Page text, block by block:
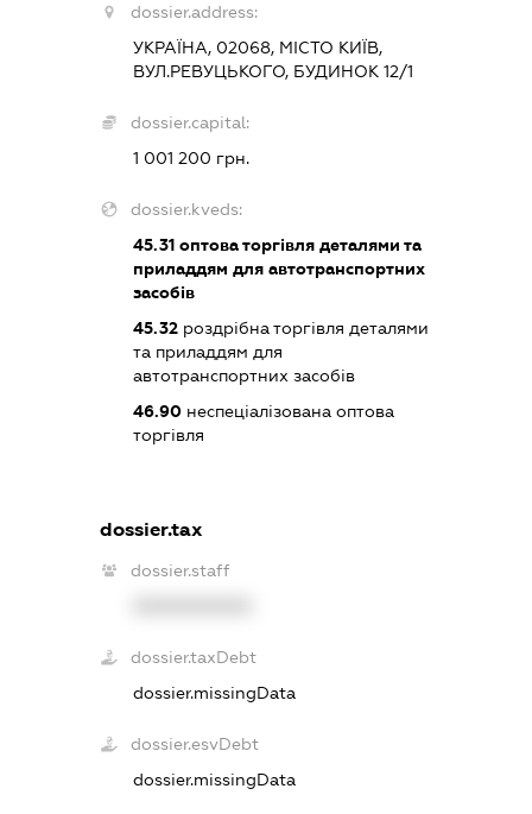
dossier.address:
УКРАЇНА, 02068, МІСТО КИЇВ,
ВУЛ.РЕВУЦЬКОГО, БУДИНОК 12/1
dossier.capital:
1 001 200 грн.
dossier.kveds:
45.31 оптова торгівля деталями та
приладдям для автотранспортних
засобів
45.32 роздрібна торгівля деталями
та приладдям для
автотранспортних засобів
46.90 неспеціалізована оптова
торгівля
dossier.tax
dossier.staff
dossier.taxDebt
dossier.missingData
dossier.esvDebt
dossier.missingData